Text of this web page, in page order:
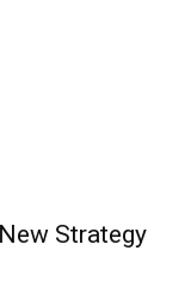
Strategy